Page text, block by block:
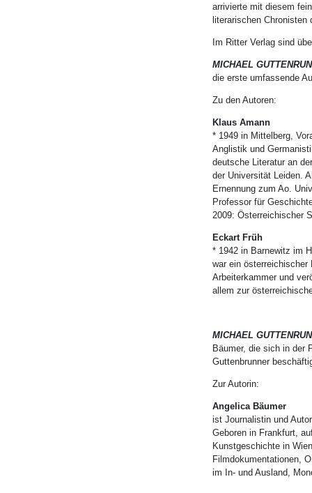
arrivierte mit diesem
literarischen
Im Ritter Verlag sind
MICHAEL
die erste umfassende
Zu den Autoren:
Klaus Amann
* 1949 in Mittelberg,
Anglistik und
deutsche Literatur an
der Universität Leiden.
Ernennung zum Ao.
Professor für
2009: Österreichischer
Eckart Früh
* 1942 in Barnewitz im
war ein österreichischer
Arbeiterkammer und
allem zur
MICHAEL
Bäumer, die sich in der
Guttenbrunner
Zur Autorin:
Angelica Bäumer
ist Journalistin und
Geboren in Frankfurt,
Kunstgeschichte in
Filmdokumentationen,
im In- und Ausland,